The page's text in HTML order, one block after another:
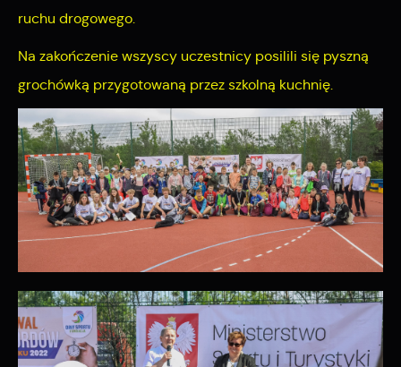
ruchu drogowego.
Na zakończenie wszyscy uczestnicy posilili się pyszną
grochówką przygotowaną przez szkolną kuchnię.